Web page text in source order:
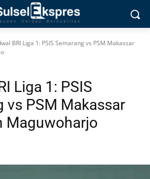
BRI Liga 1: PSIS Semarang vs PSM Makassar
Liga 1: PSIS
vs PSM Makassar
Maguwoharjo